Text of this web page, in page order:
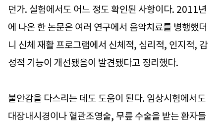
던가. 실험에서도 어느 정도 확인된 사항이다. 2011년
에 나온 한 논문은 여러 연구에서 음악치료를 병행했더
니 신체 재활 프로그램에서 신체적, 심리적, 인지적, 감
성적 기능이 개선됐음이 발견됐다고 정리했다.
불안감을 다스리는 데도 도움이 된다. 임상시험에서도
대장내시경이나 혈관조영술, 무릎 수술을 받는 환자들